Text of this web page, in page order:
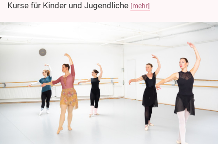
Kurse für Kinder und Jugendliche [mehr]